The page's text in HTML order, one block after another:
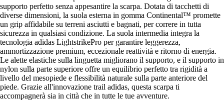
supporto perfetto senza appesantire la scarpa. Dotata di tacchetti di
diverse dimensioni, la suola esterna in gomma Continental™ promette
un grip affidabile su terreni asciutti e bagnati, per correre in tutta
sicurezza in qualsiasi condizione. La suola intermedia integra la
tecnologia adidas LightstrikePro per garantire leggerezza,
ammortizzazione premium, eccezionale reattività e ritorno di energia.
Le alette elastiche sulla linguetta migliorano il supporto, e il supporto in
nylon sulla parte superiore offre un equilibrio perfetto tra rigidità a
livello del mesopiede e flessibilità naturale sulla parte anteriore del
piede. Grazie all'innovazione trail adidas, questa scarpa ti
accompagnerà sia in città che in tutte le tue avventure.